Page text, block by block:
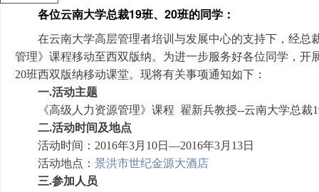
各位云南大学总裁19班、20班的同学：
在云南大学高层管理者培训与发展中心的支持下，经总
管理》课程移动至西双版纳。为进一步服务好各位同学，开
20班西双版纳移动课堂。现将有关事项通知如下：
一.活动主题
《高级人力资源管理》课程 翟新兵教授--云南大学总裁
二.活动时间及地点
活动时间： 2016年3月 10日—2016年3月 13日
活动地点： 景洪市世纪金源大酒店
三.参加人员